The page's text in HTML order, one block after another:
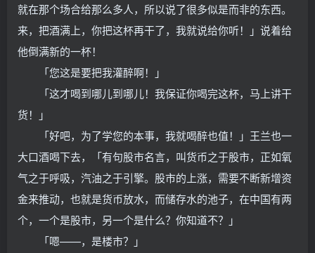
就在那个场合给那么多人，所以说了很多似是而非的东西。
来，把酒满上，你把这杯再干了，我就说给你听！」说着给
他倒满新的一杯！
「您这是要把我灌醉啊！」
「这才喝到哪儿到哪儿！我保证你喝完这杯，马上讲干
货！」
「好吧，为了学您的本事，我就喝醉也值！」王兰也一
大口酒喝下去，「有句股市名言，叫货币之于股市，正如氧
气之于呼吸，汽油之于引擎。股市的上涨，需要不断新增资
金来推动，也就是货币放水，而储存水的池子，在中国有两
个，一个是股市，另一个是什么？你知道不？」
「嗯——，是楼市？」